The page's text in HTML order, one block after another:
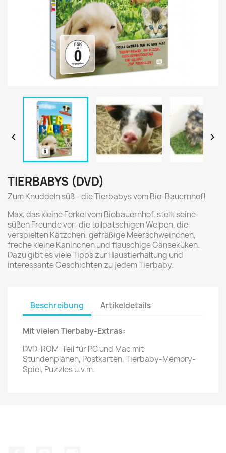
 
TIERBABYS (DVD)
Zum Knuddeln süß - die Tierbabys vom Bio-Bauernhof!
Max, das kleine Ferkel vom Biobauernhof, stellt seine
süßen Freunde vor: die tollpatschigen Welpen, die
verspielten Kätzchen, gefräßige Meerschweinchen,
freche kleine Kaninchen und flauschige Gänseküken.
Dazu gibt es viele Tipps zur Haustierhaltung und
interessante Geschichten zu jedem Tierbaby.
Beschreibung Artikeldetails
Mit vielen Tierbaby-Extras:
DVD-ROM-Teil für PC und Mac mit:
Stundenplänen, Postkarten, Tierbaby-Memory-
Spiel, Puzzles u.v.m.